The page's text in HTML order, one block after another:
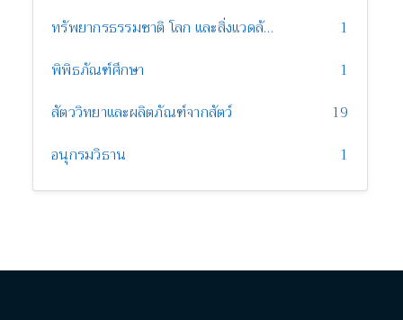
ทรัพยากรธรรมชาติ โลก และสิ่งแวดล้อม
1
พิพิธภัณฑ์ศึกษา
1
สัตววิทยาและผลิตภัณฑ์จากสัตว์
19
อนุกรมวิธาน
1